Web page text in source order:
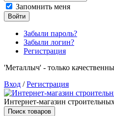
Запомнить меня
Войти
Забыли пароль?
Забыли логин?
Регистрация
'Металлыч' - только
Вход /Регистрация
Интернет-магазин
Поиск товаров